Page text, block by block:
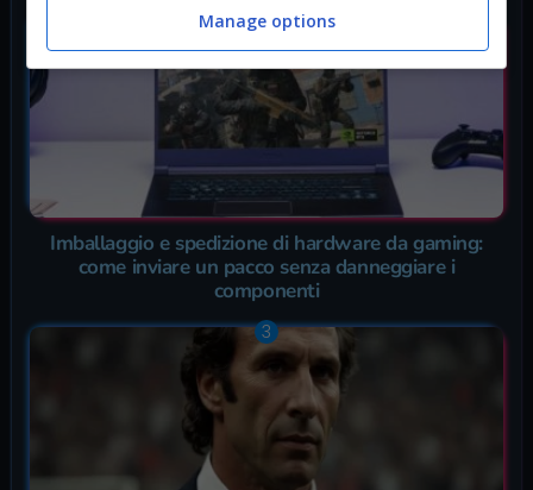
Imballaggio e spedizione di hardware da gaming:
come inviare un pacco senza danneggiare i
componenti
Manage options